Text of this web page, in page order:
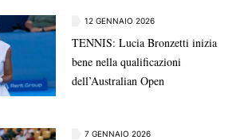
12 GENNAIO 2026
TENNIS: Lucia Bronzetti inizia
bene nella qualificazioni
dell’Australian Open
7 GENNAIO 2026